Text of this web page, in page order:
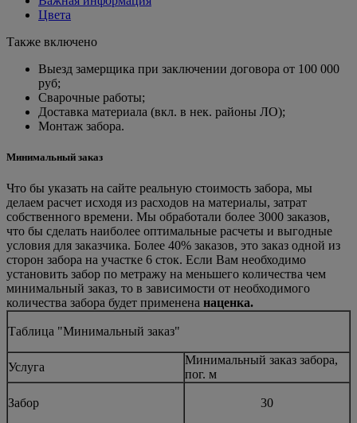
Цвета
Также включено
Выезд замерщика при заключении договора от 100 000
руб;
Сварочные работы;
Доставка материала (вкл. в нек. районы ЛО);
Монтаж забора.
Минимальный заказ
Что бы указать на сайте реальную стоимость забора, мы
делаем расчет исходя из расходов на материалы, затрат
собственного времени. Мы обработали более 3000 заказов,
что бы сделать наиболее оптимальные расчеты и выгодные
условия для заказчика. Более 40% заказов, это заказ одной из
сторон забора на участке 6 сток. Если Вам необходимо
установить забор по метражу на меньшего количества чем
минимальный заказ, то в зависимости от необходимого
количества забора будет применена наценка.
Таблица "Минимальный заказ"
Услуга
Минимальный заказ забора,
пог. м
Забор 30